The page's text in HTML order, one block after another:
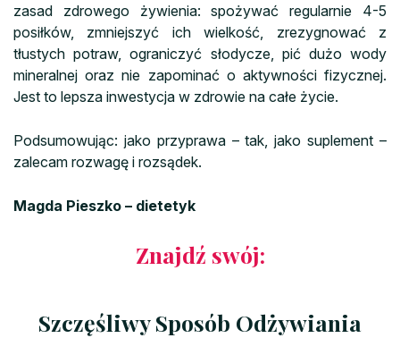
zasad zdrowego żywienia: spożywać regularnie 4-5
posiłków, zmniejszyć ich wielkość, zrezygnować z
tłustych potraw, ograniczyć słodycze, pić dużo wody
mineralnej oraz nie zapominać o aktywności fizycznej.
Jest to lepsza inwestycja w zdrowie na całe życie.
Podsumowując: jako przyprawa – tak, jako suplement –
zalecam rozwagę i rozsądek.
Magda Pieszko – dietetyk
Znajdź swój:
Szczęśliwy Sposób Odżywiania